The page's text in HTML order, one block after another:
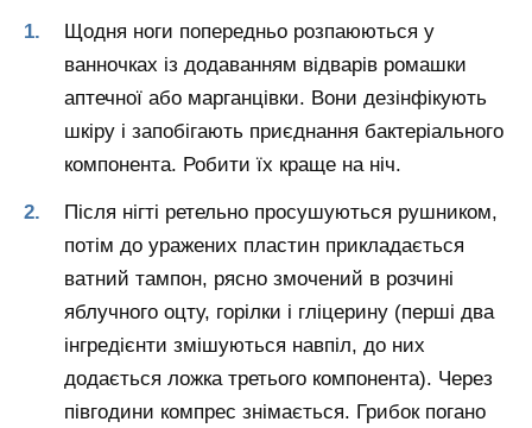
Щодня ноги попередньо розпаюються у
ванночках із додаванням відварів ромашки
аптечної або марганцівки. Вони дезінфікують
шкіру і запобігають приєднання бактеріального
компонента. Робити їх краще на ніч.
Після нігті ретельно просушуються рушником,
потім до уражених пластин прикладається
ватний тампон, рясно змочений в розчині
яблучного оцту, горілки і гліцерину (перші два
інгредієнти змішуються навпіл, до них
додається ложка третього компонента). Через
півгодини компрес знімається. Грибок погано